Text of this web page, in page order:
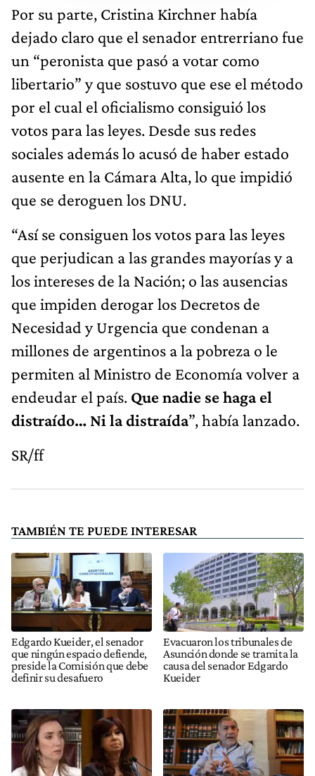
Por su parte, Cristina Kirchner había
dejado claro que el senador entrerriano fue
un “peronista que pasó a votar como
libertario” y que sostuvo que ese el método
por el cual el oficialismo consiguió los
votos para las leyes. Desde sus redes
sociales además lo acusó de haber estado
ausente en la Cámara Alta, lo que impidió
que se deroguen los DNU.
“Así se consiguen los votos para las leyes
que perjudican a las grandes mayorías y a
los intereses de la Nación; o las ausencias
que impiden derogar los Decretos de
Necesidad y Urgencia que condenan a
millones de argentinos a la pobreza o le
permiten al Ministro de Economía volver a
endeudar el país. Que nadie se haga el
distraído… Ni la distraída”, había lanzado.
SR/ff
TAMBIÉN TE PUEDE INTERESAR
Edgardo Kueider, el senador
que ningún espacio defiende,
preside la Comisión que debe
definir su desafuero
Evacuaron los tribunales de
Asunción donde se tramita la
causa del senador Edgardo
Kueider